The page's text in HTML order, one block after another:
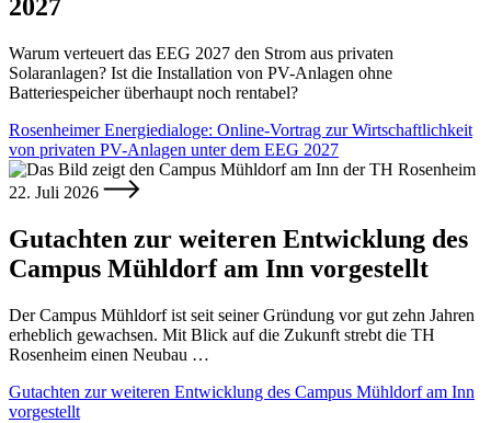
2027
Warum verteuert das EEG 2027 den Strom aus privaten
Solaranlagen? Ist die Installation von PV-Anlagen ohne
Batteriespeicher überhaupt noch rentabel?
Rosenheimer Energiedialoge: Online-Vortrag zur Wirtschaftlichkeit
von privaten PV-Anlagen unter dem EEG 2027
22. Juli 2026
Gutachten zur weiteren Entwicklung des
Campus Mühldorf am Inn vorgestellt
Der Campus Mühldorf ist seit seiner Gründung vor gut zehn Jahren
erheblich gewachsen. Mit Blick auf die Zukunft strebt die TH
Rosenheim einen Neubau …
Gutachten zur weiteren Entwicklung des Campus Mühldorf am Inn
vorgestellt